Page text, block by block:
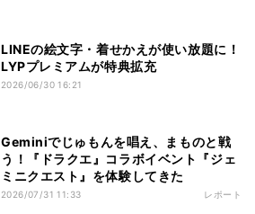
LINEの絵文字・着せかえが使い放題に！
LYPプレミアムが特典拡充
2026/06/30 16:21
Geminiでじゅもんを唱え、まものと戦
う！『ドラクエ』コラボイベント『ジェ
ミニクエスト』を体験してきた
2026/07/31 11:33 レポート